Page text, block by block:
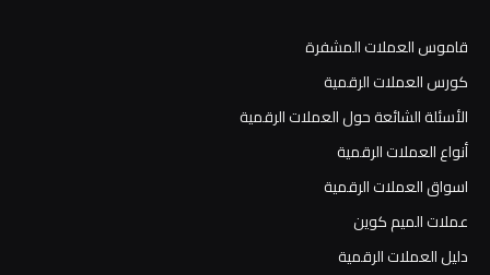
قاموس العملات المشفرة
كورس العملات الرقمية
الأسئلة الشائعة حول العملات الرقمية
أنواع العملات الرقمية
اسواق العملات الرقمية
عملات الميم كوين
دليل العملات الرقمية